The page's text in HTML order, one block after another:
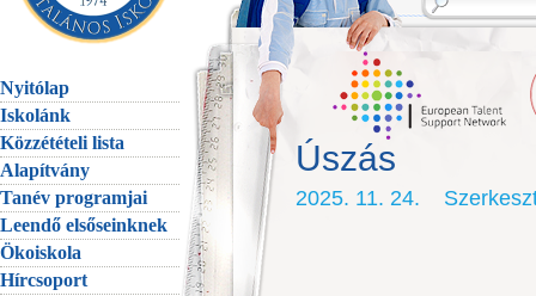
Nyitólap
Iskolánk
Közzétételi lista
Alapítvány
Tanév programjai
Leendő elsőseinknek
Ökoiskola
Hírcsoport
Úszás
2025. 11. 24.